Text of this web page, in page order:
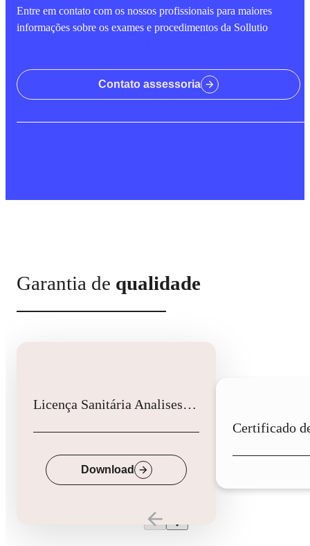
Entre em contato com os nossos profissionais para maiores
informações sobre os exames e procedimentos da Sollutio
Contato assessoria
Garantia de qualidade
Licença Sanitária Analises Clinicas
Download